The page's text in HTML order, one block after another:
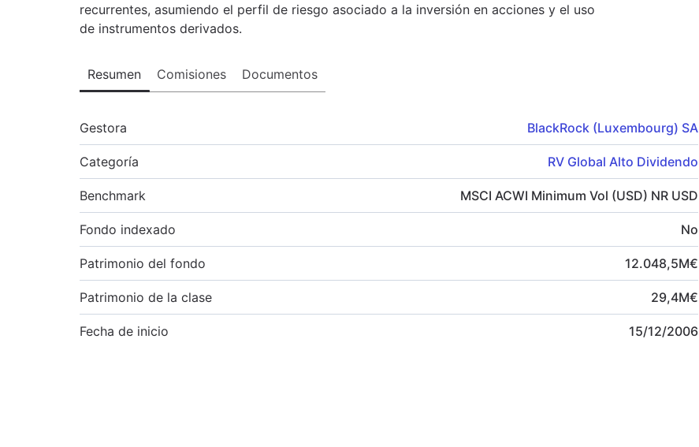
recurrentes, asumiendo el perfil de riesgo asociado a la inversión en acciones y el uso
de instrumentos derivados.
Resumen Comisiones Documentos
Gestora BlackRock (Luxembourg) SA
Categoría RV Global Alto Dividendo
Benchmark MSCI ACWI Minimum Vol (USD) NR USD
Fondo indexado No
Patrimonio del fondo 12.048,5M€
Patrimonio de la clase 29,4M€
Fecha de inicio 15/12/2006